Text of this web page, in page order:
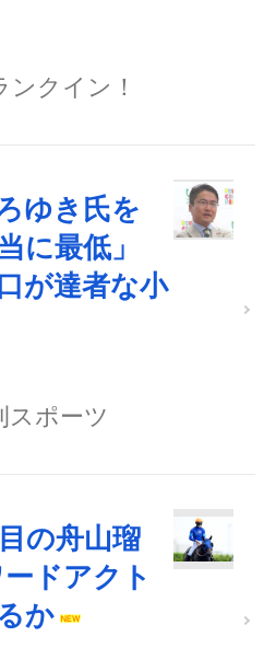
ンクイン！
ゆき氏を
に最低」
が達者な小
スポーツ
の舟山瑠
ドアクト
か